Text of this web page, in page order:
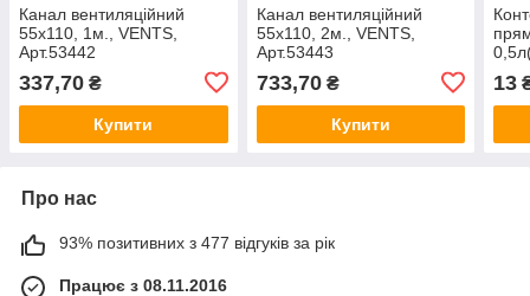
Канал вентиляційний
55х110, 1м., VENTS,
Арт.53442
337,70 ₴
Купити
Канал вентиляційний
55х110, 2м., VENTS,
Арт.53443
733,70₴
Купити
13
Про нас
93% позитивних з 477 відгуків за рік
Працює з 08.11.2016